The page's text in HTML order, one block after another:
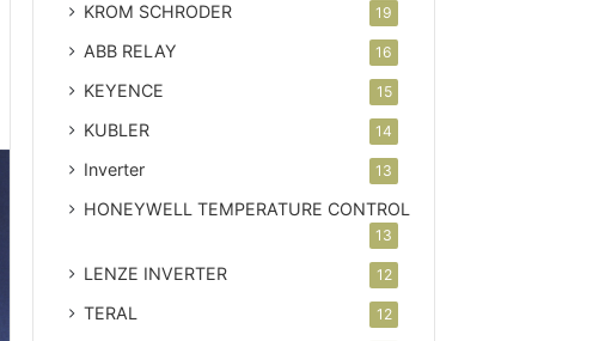
KROM SCHRODER 19
ABB RELAY 16
KEYENCE 15
KUBLER 14
Inverter 13
HONEYWELL TEMPERATURE CONTROL
13
LENZE INVERTER 12
TERAL 12